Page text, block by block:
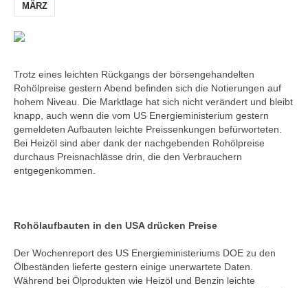
MÄRZ
Trotz eines leichten Rückgangs der börsengehandelten
Rohölpreise gestern Abend befinden sich die Notierungen auf
hohem Niveau. Die Marktlage hat sich nicht verändert und bleibt
knapp, auch wenn die vom US Energieministerium gestern
gemeldeten Aufbauten leichte Preissenkungen befürworteten.
Bei Heizöl sind aber dank der nachgebenden Rohölpreise
durchaus Preisnachlässe drin, die den Verbrauchern
entgegenkommen.
Rohölaufbauten in den USA drücken Preise
Der Wochenreport des US Energieministeriums DOE zu den
Ölbeständen lieferte gestern einige unerwartete Daten.
Während bei Ölprodukten wie Heizöl und Benzin leichte